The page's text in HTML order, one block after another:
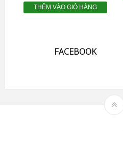
THÊM VÀO GIỎ HÀNG
FACEBOOK